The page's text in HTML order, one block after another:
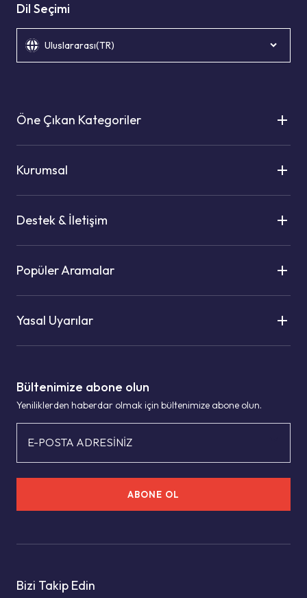
Bültenimize abone olun
Yeniliklerden haberdar olmak için bültenimize abone olun.
E-POSTA ADRESİNİZ
ABONE OL
Bizi Takip Edin
Dil Seçimi
Uluslararası(TR)
Öne Çıkan Kategoriler
Kurumsal
Destek & İletişim
Popüler Aramalar
Yasal Uyarılar